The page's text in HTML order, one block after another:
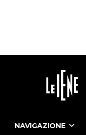
NAVIGAZIONE